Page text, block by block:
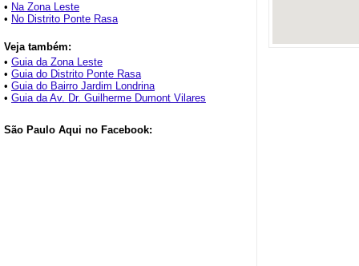
• Na Zona Leste
• No Distrito Ponte Rasa
Veja também:
• Guia da Zona Leste
• Guia do Distrito Ponte Rasa
• Guia do Bairro Jardim Londrina
• Guia da Av. Dr. Guilherme Dumont Vilares
São Paulo Aqui no Facebook: